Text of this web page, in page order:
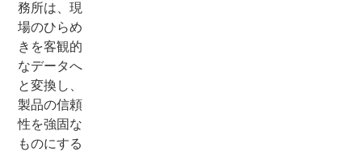
務所は、現
場のひらめ
きを客観的
なデータへ
と変換し、
製品の信頼
性を強固な
ものにする